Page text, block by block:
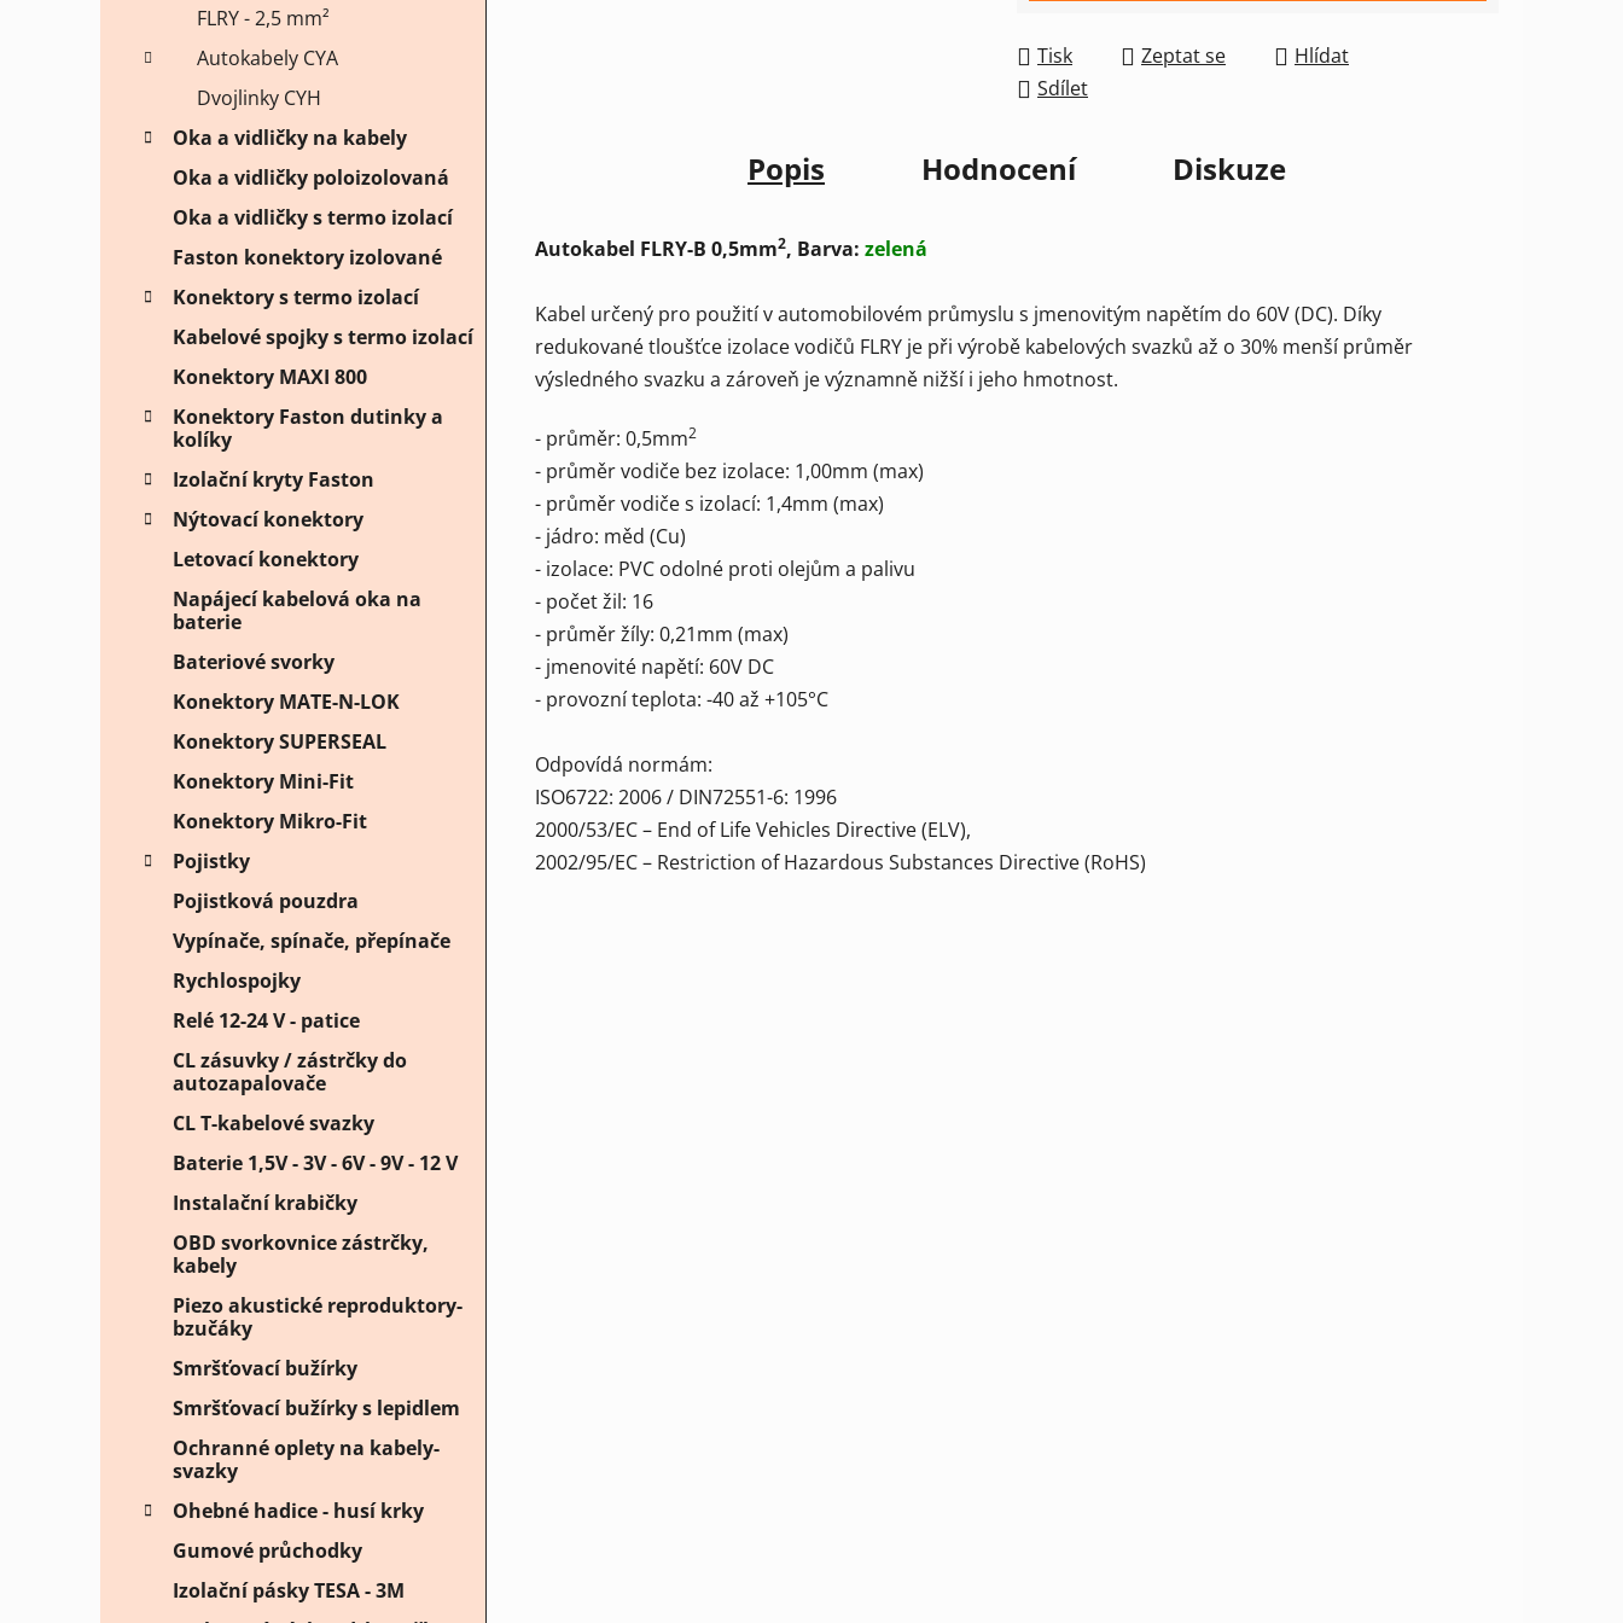
FLRY - 2,5 mm²
Autokabely CYA
Dvojlinky CYH
Oka a vidličky na kabely
Oka a vidličky poloizolovaná
Oka a vidličky s termo izolací
Faston konektory izolované
Konektory s termo izolací
Kabelové spojky s termo izolací
Konektory MAXI 800
Konektory Faston dutinky a
kolíky
Izolační kryty Faston
Nýtovací konektory
Letovací konektory
Napájecí kabelová oka na
baterie
Bateriové svorky
Konektory MATE-N-LOK
Konektory SUPERSEAL
Konektory Mini-Fit
Konektory Mikro-Fit
Pojistky
Pojistková pouzdra
Vypínače, spínače, přepínače
Rychlospojky
Relé 12-24 V - patice
CL zásuvky / zástrčky do
autozapalovače
CL T-kabelové svazky
Baterie 1,5V - 3V - 6V - 9V - 12 V
Instalační krabičky
OBD svorkovnice zástrčky,
kabely
Piezo akustické reproduktory-
bzučáky
Smršťovací bužírky
Smršťovací bužírky s lepidlem
Ochranné oplety na kabely-
svazky
Ohebné hadice - husí krky
Gumové průchodky
Izolační pásky TESA - 3M
Tisk Zeptat se
Hlídat
Sdílet
Popis Hodnocení Diskuze
Autokabel FLRY-B 0,5mm2, Barva: zelená
Kabel určený pro použití v automobilovém průmyslu s jmenovitým napětím do 60V (DC). Díky
redukované tloušťce izolace vodičů FLRY je při výrobě kabelových svazků až o 30% menší průměr
výsledného svazku a zároveň je významně nižší i jeho hmotnost.
- průměr: 0,5mm2
- průměr vodiče bez izolace: 1,00mm (max)
- průměr vodiče s izolací: 1,4mm (max)
- jádro: měd (Cu)
- izolace: PVC odolné proti olejům a palivu
- počet žil: 16
- průměr žíly: 0,21mm (max)
- jmenovité napětí: 60V DC
- provozní teplota: -40 až +105°C
Odpovídá normám:
ISO6722: 2006 / DIN72551-6: 1996
2000/53/EC – End of Life Vehicles Directive (ELV),
2002/95/EC – Restriction of Hazardous Substances Directive (RoHS)